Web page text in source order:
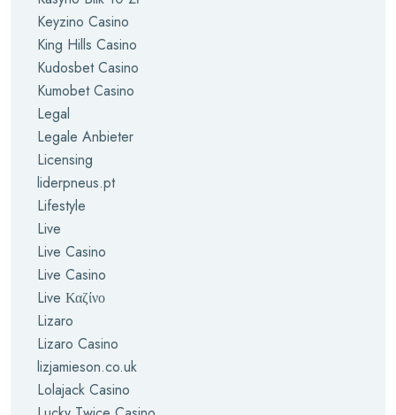
Keyzino Casino
King Hills Casino
Kudosbet Casino
Kumobet Casino
Legal
Legale Anbieter
Licensing
liderpneus.pt
Lifestyle
Live
Live Casino
Live Casino
Live Καζίνο
Lizaro
Lizaro Casino
lizjamieson.co.uk
Lolajack Casino